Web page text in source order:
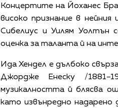
Концертите на Йоханес
високо признание в
Сибелиус и Уилям Уолтън
оценка за таланта й на
Ида Хендел е дълбоко
Джордже Енеску /
музикалността й блясва
като извънредно надарено